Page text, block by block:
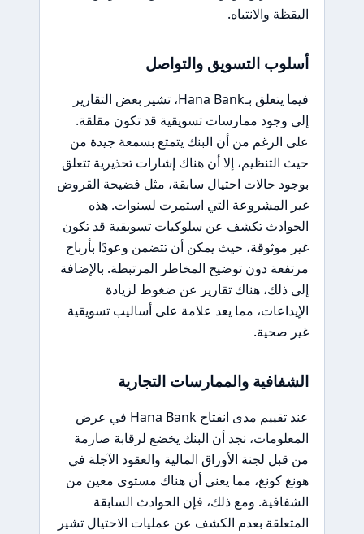
اليقظة والانتباه.
أسلوب التسويق والتواصل
فيما يتعلق بـHana Bank، تشير بعض التقارير
إلى وجود ممارسات تسويقية قد تكون مقلقة.
على الرغم من أن البنك يتمتع بسمعة جيدة من
حيث التنظيم، إلا أن هناك إشارات تحذيرية تتعلق
بوجود حالات احتيال سابقة، مثل فضيحة القروض
غير المشروعة التي استمرت لسنوات. هذه
الحوادث تكشف عن سلوكيات تسويقية قد تكون
غير موثوقة، حيث يمكن أن تتضمن وعودًا بأرباح
مرتفعة دون توضيح المخاطر المرتبطة. بالإضافة
إلى ذلك، هناك تقارير عن ضغوط لزيادة
الإيداعات، مما يعد علامة على أساليب تسويقية
غير صحية.
الشفافية والممارسات التجارية
عند تقييم مدى انفتاح Hana Bank في عرض
المعلومات، نجد أن البنك يخضع لرقابة صارمة
من قبل لجنة الأوراق المالية والعقود الآجلة في
هونغ كونغ، مما يعني أن هناك مستوى معين من
الشفافية. ومع ذلك، فإن الحوادث السابقة
المتعلقة بعدم الكشف عن عمليات الاحتيال تشير